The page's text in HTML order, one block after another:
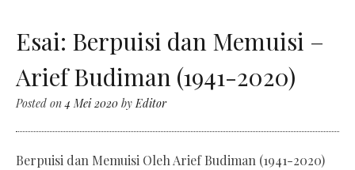
Esai: Berpuisi dan Memuisi –
Arief Budiman (1941-2020)
Posted on4 Mei 2020 byEditor
Berpuisi dan Memuisi Oleh Arief Budiman (1941-2020)